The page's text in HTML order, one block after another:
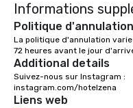
Informations
Politique d'annulation
La politique d'annulation
72 heures avant le jour
Additional details
Suivez-nous sur Instagram :
instagram.com/hotelzena
Liens web